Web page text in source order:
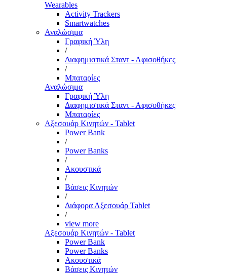
Wearables
Activity Trackers
Smartwatches
Αναλώσιμα
Γραφική Ύλη
/
Διαφημιστικά Σταντ - Αφισοθήκες
/
Μπαταρίες
Αναλώσιμα
Γραφική Ύλη
Διαφημιστικά Σταντ - Αφισοθήκες
Μπαταρίες
Αξεσουάρ Κινητών - Tablet
Power Bank
/
Power Banks
/
Ακουστικά
/
Βάσεις Κινητών
/
Διάφορα Αξεσουάρ Tablet
/
view more
Αξεσουάρ Κινητών - Tablet
Power Bank
Power Banks
Ακουστικά
Βάσεις Κινητών